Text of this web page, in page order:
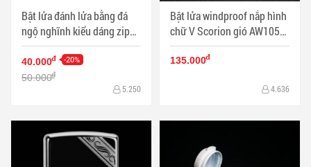
Bật lửa đánh lửa bằng đá
ngộ nghĩnh kiểu dáng zippo
MS88 022
40.000đ -20%
50.000đ
5.250
Bật lửa windproof nắp hình
chữ V Scorion gió AW105
MS88 023
135.000đ
4.636